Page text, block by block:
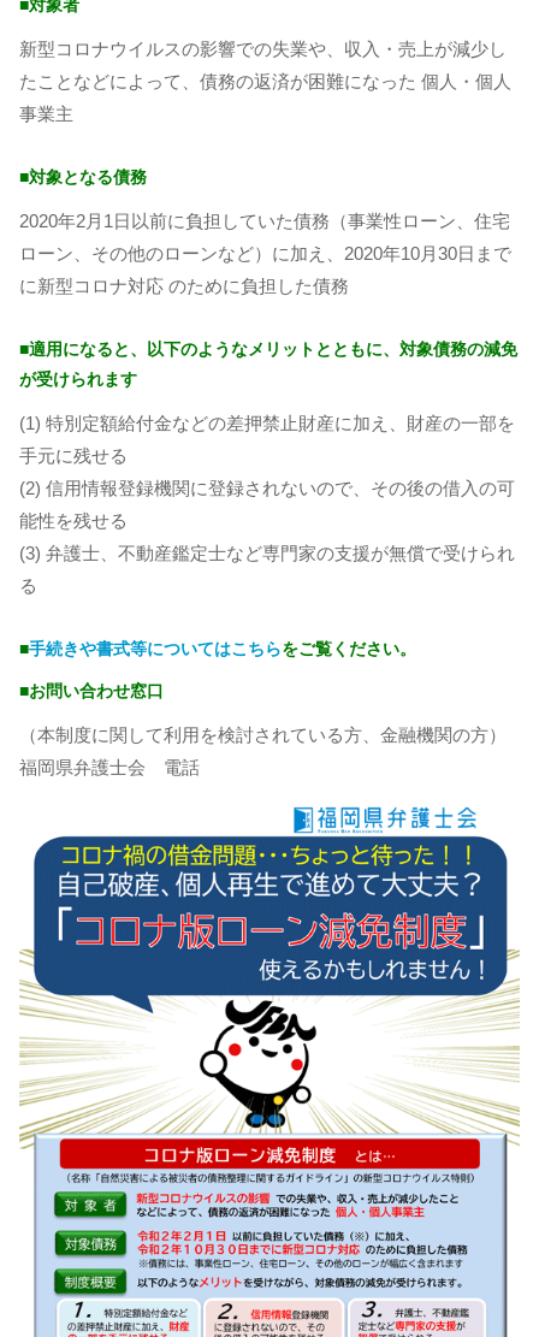
■対象者
新型コロナウイルスの影響での失業や、収入・売上が減少し
たことなどによって、債務の返済が困難になった 個人・個人
事業主
■対象となる債務
2020年2月1日以前に負担していた債務（事業性ローン、住宅
ローン、その他のローンなど）に加え、2020年10月30日まで
に新型コロナ対応 のために負担した債務
■適用になると、以下のようなメリットとともに、対象債務の減免
が受けられます
(1) 特別定額給付金などの差押禁止財産に加え、財産の一部を
手元に残せる
(2) 信用情報登録機関に登録されないので、その後の借入の可
能性を残せる
(3) 弁護士、不動産鑑定士など専門家の支援が無償で受けられ
る
■手続きや書式等についてはこちらをご覧ください。
■お問い合わせ窓口
（本制度に関して利用を検討されている方、金融機関の方）
福岡県弁護士会 電話